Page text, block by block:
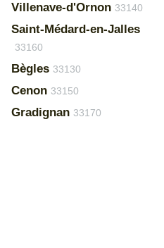
Villenave-d'Ornon 33140
Saint-Médard-en-Jalles
33160
Bègles 33130
Cenon 33150
Gradignan 33170